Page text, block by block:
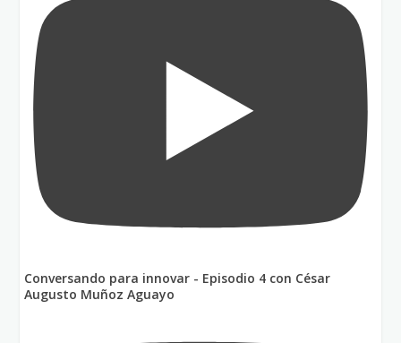
Conversando para innovar - Episodio 4 con César
Augusto Muñoz Aguayo